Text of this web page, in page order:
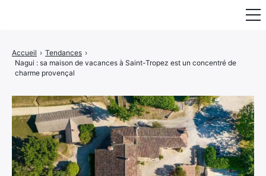
Accueil › Tendances ›
Nagui : sa maison de vacances à Saint-Tropez est un concentré de
charme provençal
Mobilier & Rangement
Luminaire
Maison
Art & Décoration
Portraits